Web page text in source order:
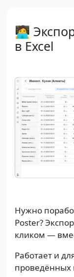
🧑‍💻
в Excel
Нужно
Poster?
кликом —
Работает и
проведённых